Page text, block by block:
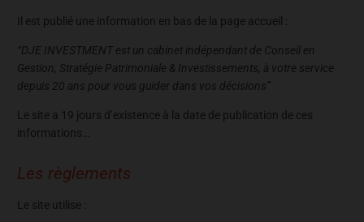
Il est publié une information en bas de la page accueil :
“DJE INVESTMENT est un cabinet indépendant de Conseil en
Gestion, Stratégie Patrimoniale & Investissements, à votre service
depuis 20 ans pour vous guider dans vos décisions”
Le site a 19 jours d’existence à la date de publication de ces
informations…
Les règlements
Le site utilise :